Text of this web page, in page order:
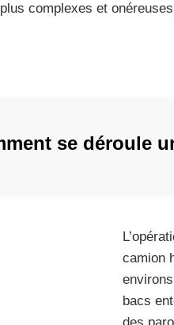
complexes et onéreuses
se déroule
camion
bacs